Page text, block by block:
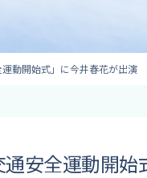
運動開始式」に今井春花が出演
通安全運動開